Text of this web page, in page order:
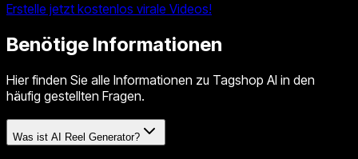
Erstelle jetzt kostenlos virale Videos!
Benötige Informationen
Hier finden Sie alle Informationen zu Tagshop AI in den
häufig gestellten Fragen.
Was ist AI Reel Generator?